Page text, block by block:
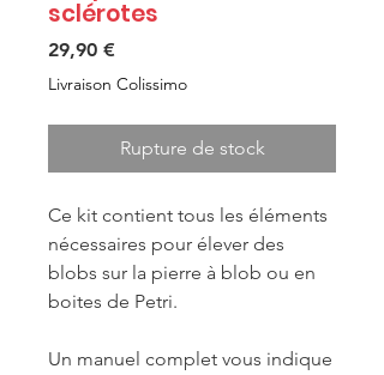
sclérotes
29,90 €
Livraison Colissimo
Rupture de stock
Ce kit contient tous les éléments
nécessaires pour élever des
blobs sur la pierre à blob ou en
boites de Petri.
Un manuel complet vous indique